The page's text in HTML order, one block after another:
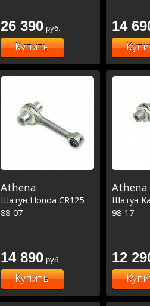
26 390 руб.
Купить
14
Athena
Шатун Honda CR125
88-07
14 890 руб.
Купить
Athena
Шатун
98-17
12